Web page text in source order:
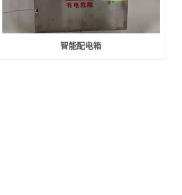
智能配电箱